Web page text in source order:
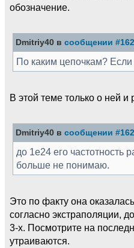
обозначение.
Dmitriy40 в сообщении
По каким цепочкам?
В этой теме только о ней
Dmitriy40 в сообщении
до 1e24 его частотность
больше не понимаю.
Это по факту она
согласно экстраполяции,
3-х. Посмотрите на
утраиваются.